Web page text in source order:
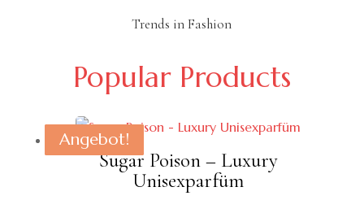
Trends in Fashion
Popular Products
Angebot!
Sugar Poison – Luxury
Unisexparfüm
Angebot!
Angebot!
Angebot!
Angebot!
Angebot!
Angebot!